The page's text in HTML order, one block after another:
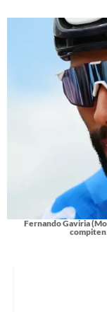
Fernando Gaviria
compiten